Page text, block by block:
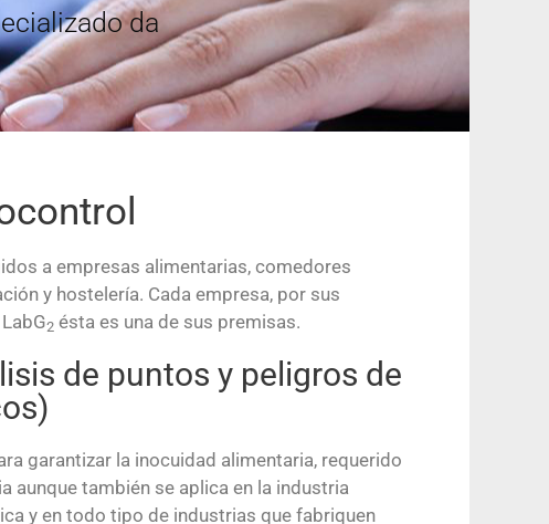
da
a empresas alimentarias, comedores
y hostelería. Cada empresa, por sus
2 ésta es una de sus premisas.
de puntos y peligros de
garantizar la inocuidad alimentaria, requerido
aunque también se aplica en la industria
y en todo tipo de industrias que fabriquen